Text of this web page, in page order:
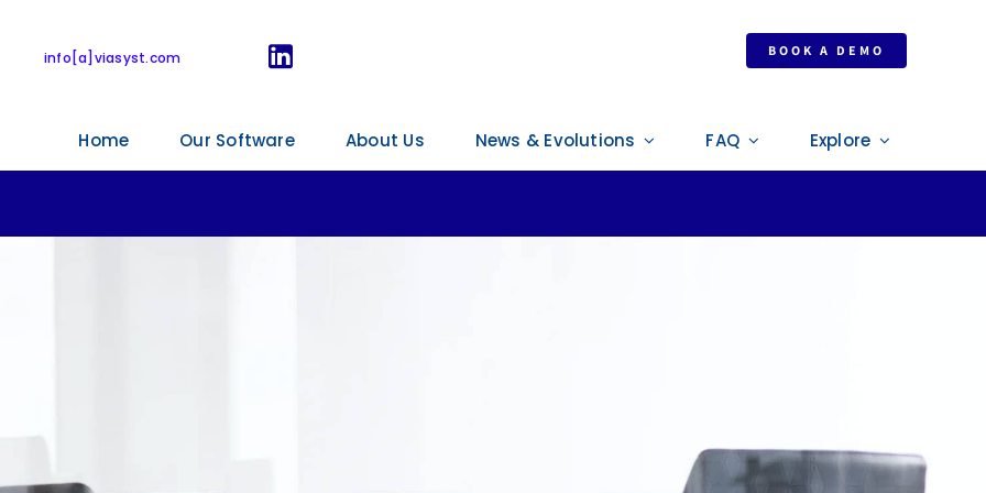
info[a]viasyst.com BOOK A DEMO
Home Our Software About Us News & Evolutions FAQ Explore
Environment